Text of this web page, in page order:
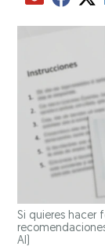
Compartir el
Si quieres hacer
AI)